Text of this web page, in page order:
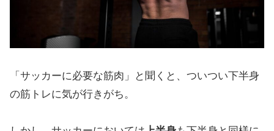
「サッカーに必要な筋肉」と聞くと、ついつい下半身
の筋トレに気が行きがち。